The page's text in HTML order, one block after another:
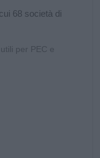
68 società di
per PEC e